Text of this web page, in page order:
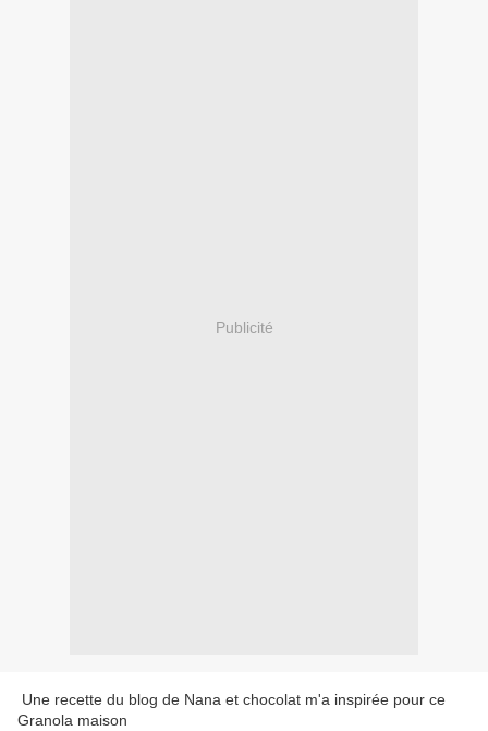
Publicité
Une recette du blog de Nana et chocolat m'a inspirée pour ce
Granola maison